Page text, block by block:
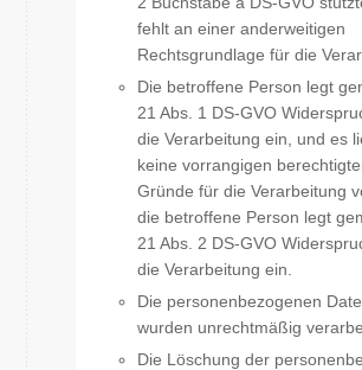
fehlt an einer anderweitigen
Rechtsgrundlage für die
Die betroffene Person legt
21 Abs. 1 DS-GVO
die Verarbeitung ein, und es
keine vorrangigen
Gründe für die Verarbeitung
die betroffene Person legt
21 Abs. 2 DS-GVO
die Verarbeitung ein.
Die personenbezogenen
wurden unrechtmäßig
Die Löschung der